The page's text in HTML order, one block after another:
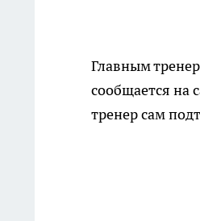
Главным
сообщается на
тренер сам